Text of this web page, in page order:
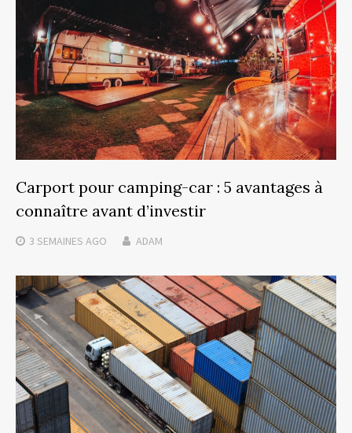
Carport pour camping-car : 5 avantages à
connaître avant d’investir
3 SEMAINES AGO ADAM